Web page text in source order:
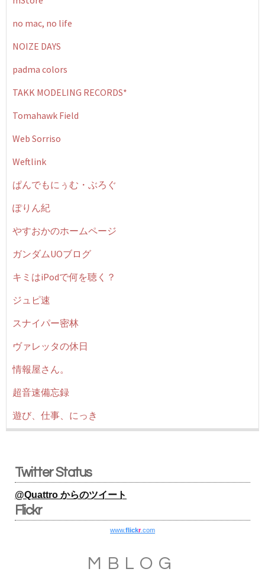
no mac, no life
NOIZE DAYS
padma colors
TAKK MODELING RECORDS*
Tomahawk Field
Web Sorriso
Weftlink
ぱんでもにぅむ・ぶろぐ
ぽりん紀
やすおかのホームページ
ガンダムUOブログ
キミはiPodで何を聴く？
ジュピ速
スナイパー密林
ヴァレッタの休日
情報屋さん。
超音速備忘録
遊び、仕事、にっき
Twitter Status
@Quattro からのツイート
Flickr
www.flickr.com
MBLOG